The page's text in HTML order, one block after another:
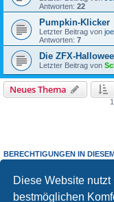
Diese Website
bestmöglichen
Antworten: 22
Pumpkin-Klicker
Letzter Beitrag von
Antworten: 7
Die ZFX-
Letzter Beitrag von
Neues Thema
BERECHTIGUNGEN IN
Du darfst keineAntworten zu
Du darfst deine Beiträge in
Du darfst deine Beiträge in